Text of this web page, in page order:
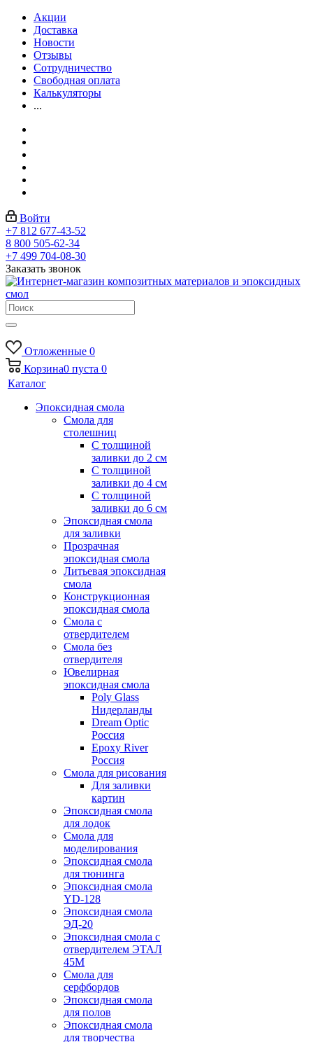
Акции
Доставка
Новости
Отзывы
Сотрудничество
Свободная оплата
Калькуляторы
...
Войти
+7 812 677-43-52
8 800 505-62-34
+7 499 704-08-30
Заказать звонок
Отложенные 0
Корзина0 пуста 0
Каталог
Эпоксидная смола
Смола для
столешниц
С толщиной
заливки до 2 см
С толщиной
заливки до 4 см
С толщиной
заливки до 6 см
Эпоксидная смола
для заливки
Прозрачная
эпоксидная смола
Литьевая эпоксидная
смола
Конструкционная
эпоксидная смола
Смола с
отвердителем
Смола без
отвердителя
Ювелирная
эпоксидная смола
Poly Glass
Нидерланды
Dream Optic
Россия
Epoxy River
Россия
Смола для рисования
Для заливки
картин
Эпоксидная смола
для лодок
Смола для
моделирования
Эпоксидная смола
для тюнинга
Эпоксидная смола
YD-128
Эпоксидная смола
ЭД-20
Эпоксидная смола с
отвердителем ЭТАЛ
45М
Смола для
серфбордов
Эпоксидная смола
для полов
Эпоксидная смола
для творчества